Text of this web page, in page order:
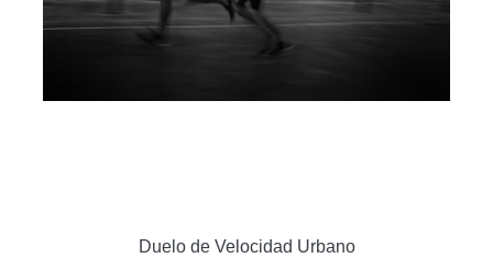
Duelo de Velocidad Urbano